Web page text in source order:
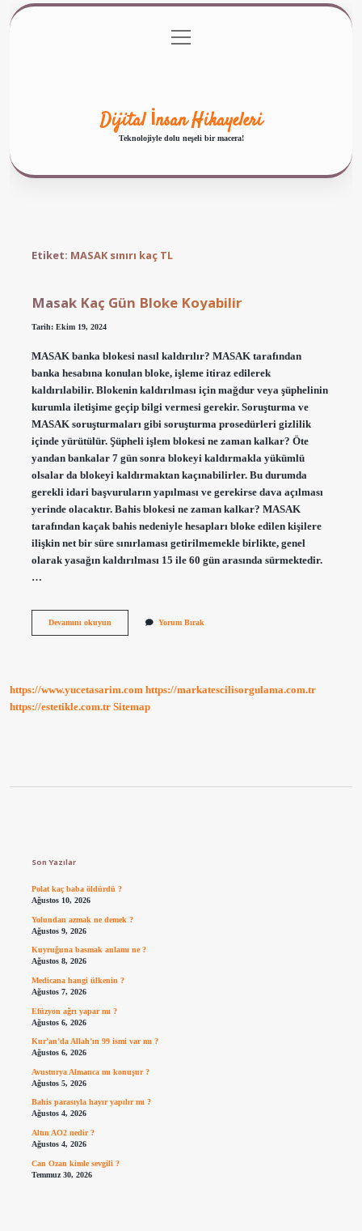
Gizlilik Politikası
menüyü
aç
Dijital İnsan Hikayeleri
Teknolojiyle dolu neşeli bir macera!
Etiket: MASAK sınırı kaç TL
Masak Kaç Gün Bloke Koyabilir
Tarih: Ekim 19, 2024
MASAK banka blokesi nasıl kaldırılır? MASAK tarafından
banka hesabına konulan bloke, işleme itiraz edilerek
kaldırılabilir. Blokenin kaldırılması için mağdur veya şüphelinin
kurumla iletişime geçip bilgi vermesi gerekir. Soruşturma ve
MASAK soruşturmaları gibi soruşturma prosedürleri gizlilik
içinde yürütülür. Şüpheli işlem blokesi ne zaman kalkar? Öte
yandan bankalar 7 gün sonra blokeyi kaldırmakla yükümlü
olsalar da blokeyi kaldırmaktan kaçınabilirler. Bu durumda
gerekli idari başvuruların yapılması ve gerekirse dava açılması
yerinde olacaktır. Bahis blokesi ne zaman kalkar? MASAK
tarafından kaçak bahis nedeniyle hesapları bloke edilen kişilere
ilişkin net bir süre sınırlaması getirilmemekle birlikte, genel
olarak yasağın kaldırılması 15 ile 60 gün arasında sürmektedir.
…
Devamını okuyunMasak
Yorum Bırak
https://www.yucetasarim.com https://markatescilisorgulama.com.tr
https://estetikle.com.tr Sitemap
Son Yazılar
Polat kaç baba öldürdü ?
Ağustos 10, 2026
Yolundan azmak ne demek ?
Ağustos 9, 2026
Kuyruğuna basmak anlamı ne ?
Ağustos 8, 2026
Medicana hangi ülkenin ?
Ağustos 7, 2026
Efüzyon ağrı yapar mı ?
Ağustos 6, 2026
Kur’an’da Allah’ın 99 ismi var mı ?
Ağustos 6, 2026
Avusturya Almanca mı konuşur ?
Ağustos 5, 2026
Bahis parasıyla hayır yapılır mı ?
Ağustos 4, 2026
Altın AO2 nedir ?
Ağustos 4, 2026
Can Ozan kimle sevgili ?
Temmuz 30, 2026